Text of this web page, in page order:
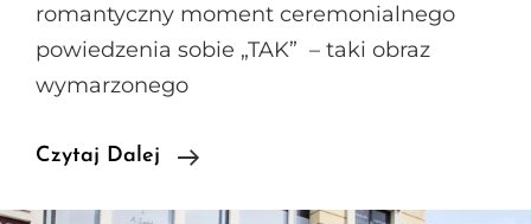
romantyczny moment ceremonialnego
powiedzenia sobie „TAK” – taki obraz
wymarzonego
Czytaj Dalej
Plenerowy